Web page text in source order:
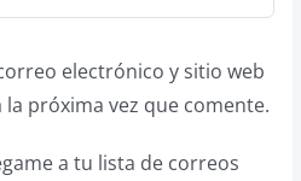
electrónico y sitio web
próxima vez que comente.
a tu lista de correos